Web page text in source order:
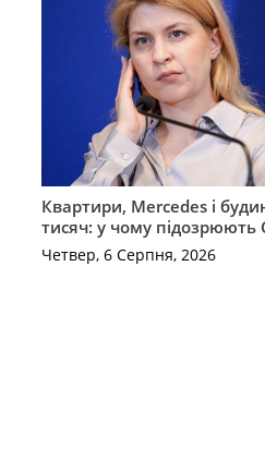
Квартири, Mercedes і
тисяч: у чому підозрюють
Четвер, 6 Серпня, 2026